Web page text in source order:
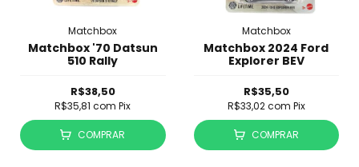
Matchbox
Matchbox '70 Datsun
510 Rally
R$38,50
R$35,81com Pix
COMPRAR
Matchbox
Matchbox 2024 Ford
Explorer BEV
R$35,50
R$33,02com Pix
COMPRAR